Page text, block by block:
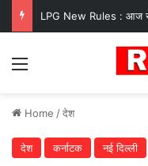
Menu
Home /देश
देश कर्नाटक नई दिल्ली